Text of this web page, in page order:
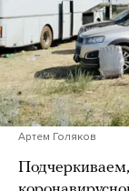
Артем Голяков